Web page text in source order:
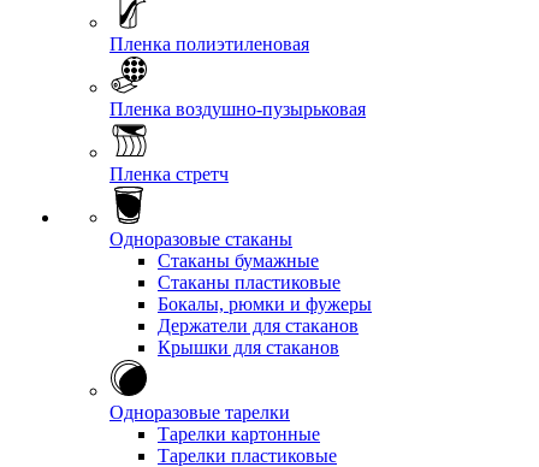
Пленка полиэтиленовая
Пленка воздушно-пузырьковая
Пленка стретч
Одноразовые стаканы
Стаканы бумажные
Стаканы пластиковые
Бокалы, рюмки и фужеры
Держатели для стаканов
Крышки для стаканов
Одноразовые тарелки
Тарелки картонные
Тарелки пластиковые